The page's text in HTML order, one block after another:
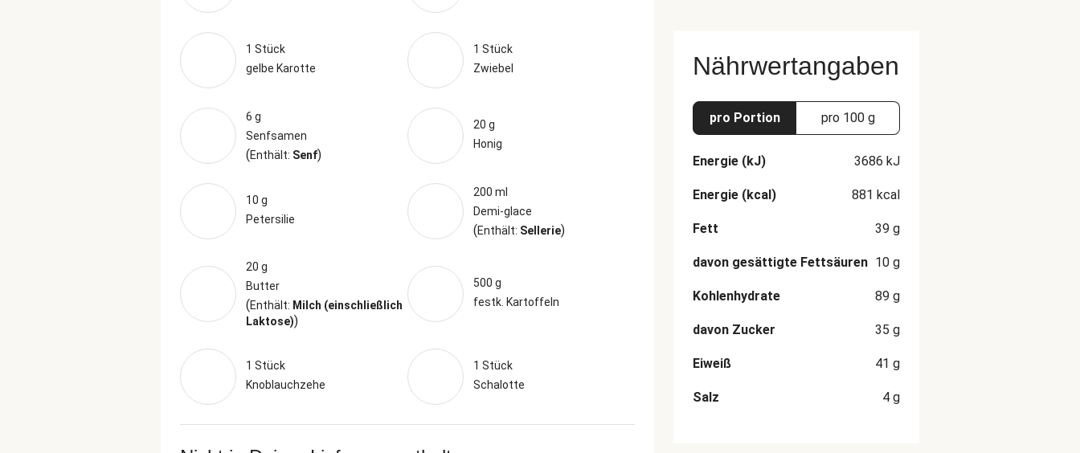
1 Stück
gelbe Karotte
1 Stück
Zwiebel
6 g
Senfsamen
(Enthält: Senf)
20 g
Honig
10 g
Petersilie
200 ml
Demi-glace
(Enthält: Sellerie)
20 g
Butter
(Enthält: Milch (einschließlich
Laktose))
500 g
festk. Kartoffeln
1 Stück
Knoblauchzehe
1 Stück
Schalotte
Nährwertangaben
pro Portion pro 100 g
Energie (kJ) 3686 kJ
Energie (kcal) 881 kcal
Fett 39 g
davon gesättigte Fettsäuren 10 g
Kohlenhydrate 89 g
davon Zucker 35 g
Eiweiß 41 g
Salz 4 g